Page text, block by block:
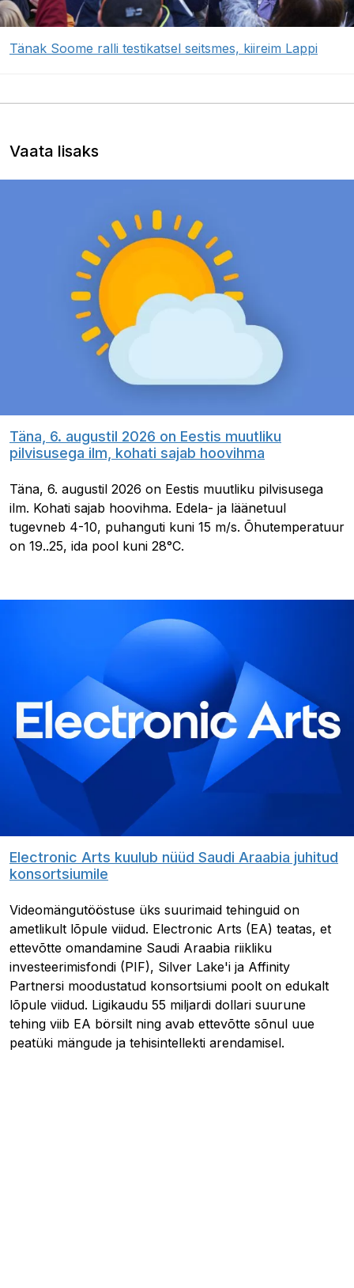
Tänak Soome ralli testikatsel seitsmes, kiireim Lappi
Vaata lisaks
Täna, 6. augustil 2026 on Eestis muutliku
pilvisusega ilm, kohati sajab hoovihma
Täna, 6. augustil 2026 on Eestis muutliku pilvisusega
ilm. Kohati sajab hoovihma. Edela- ja läänetuul
tugevneb 4-10, puhanguti kuni 15 m/s. Õhutemperatuur
on 19..25, ida pool kuni 28°C.
Electronic Arts kuulub nüüd Saudi Araabia juhitud
konsortsiumile
Videomängutööstuse üks suurimaid tehinguid on
ametlikult lõpule viidud. Electronic Arts (EA) teatas, et
ettevõtte omandamine Saudi Araabia riikliku
investeerimisfondi (PIF), Silver Lake'i ja Affinity
Partnersi moodustatud konsortsiumi poolt on edukalt
lõpule viidud. Ligikaudu 55 miljardi dollari suurune
tehing viib EA börsilt ning avab ettevõtte sõnul uue
peatüki mängude ja tehisintellekti arendamisel.